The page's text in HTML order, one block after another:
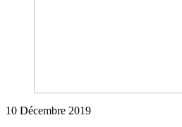
10 Décembre 2019